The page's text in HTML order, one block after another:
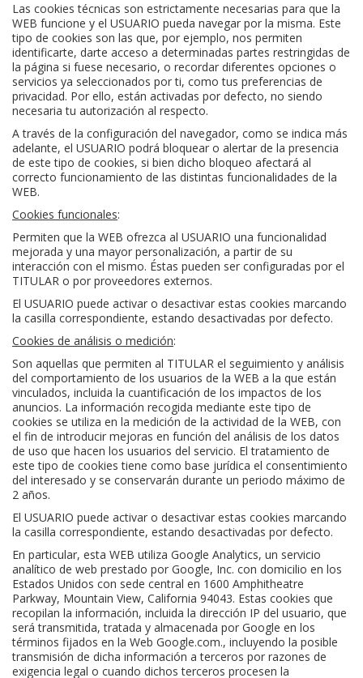
Las cookies técnicas son estrictamente necesarias para que la
WEB funcione y el USUARIO pueda navegar por la misma. Este
tipo de cookies son las que, por ejemplo, nos permiten
identificarte, darte acceso a determinadas partes restringidas de
la página si fuese necesario, o recordar diferentes opciones o
servicios ya seleccionados por ti, como tus preferencias de
privacidad. Por ello, están activadas por defecto, no siendo
necesaria tu autorización al respecto.
A través de la configuración del navegador, como se indica más
adelante, el USUARIO podrá bloquear o alertar de la presencia
de este tipo de cookies, si bien dicho bloqueo afectará al
correcto funcionamiento de las distintas funcionalidades de la
WEB.
Cookies funcionales:
Permiten que la WEB ofrezca al USUARIO una funcionalidad
mejorada y una mayor personalización, a partir de su
interacción con el mismo. Éstas pueden ser configuradas por el
TITULAR o por proveedores externos.
El USUARIO puede activar o desactivar estas cookies marcando
la casilla correspondiente, estando desactivadas por defecto.
Cookies de análisis o medición:
Son aquellas que permiten al TITULAR el seguimiento y análisis
del comportamiento de los usuarios de la WEB a la que están
vinculados, incluida la cuantificación de los impactos de los
anuncios. La información recogida mediante este tipo de
cookies se utiliza en la medición de la actividad de la WEB, con
el fin de introducir mejoras en función del análisis de los datos
de uso que hacen los usuarios del servicio. El tratamiento de
este tipo de cookies tiene como base jurídica el consentimiento
del interesado y se conservarán durante un periodo máximo de
2 años.
El USUARIO puede activar o desactivar estas cookies marcando
la casilla correspondiente, estando desactivadas por defecto.
En particular, esta WEB utiliza Google Analytics, un servicio
analítico de web prestado por Google, Inc. con domicilio en los
Estados Unidos con sede central en 1600 Amphitheatre
Parkway, Mountain View, California 94043. Estas cookies que
recopilan la información, incluida la dirección IP del usuario, que
será transmitida, tratada y almacenada por Google en los
términos fijados en la Web Google.com., incluyendo la posible
transmisión de dicha información a terceros por razones de
exigencia legal o cuando dichos terceros procesen la